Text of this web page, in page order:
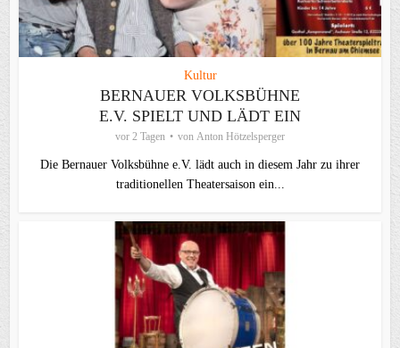
Kultur
BERNAUER VOLKSBÜHNE
E.V. SPIELT UND LÄDT EIN
vor 2 Tagen von Anton Hötzelsperger
Die Bernauer Volksbühne e.V. lädt auch in diesem Jahr zu ihrer
traditionellen Theater­saison ein...